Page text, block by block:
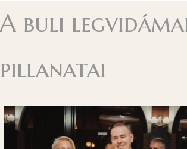
A buli
pillanatai